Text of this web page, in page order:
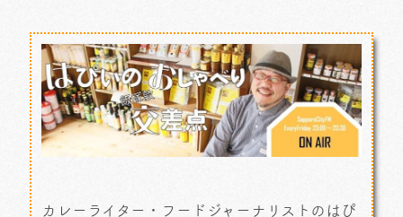
カレーライター・フードジャーナリストのはぴ